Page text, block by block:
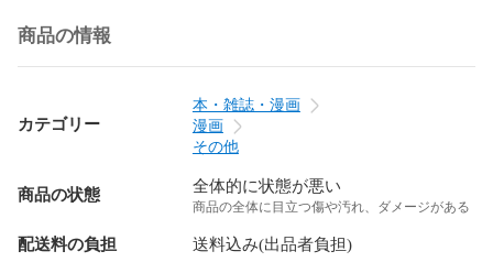
商品の情報
カテゴリー
本・雑誌・漫画
漫画
その他
商品の状態 全体的に状態が悪い
商品の全体に目立つ傷や汚れ、ダメージがある
配送料の負担 送料込み(出品者負担)